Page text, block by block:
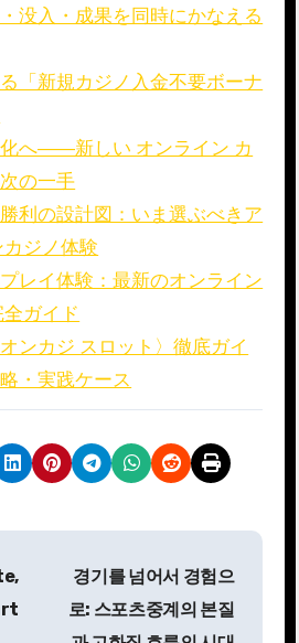
没入・成果を同時にかなえる
「新規カジノ入金不要ボーナ
へ――新しい オンライン カ
の一手
利の設計図：いま選ぶべきア
ジノ体験
レイ体験：最新のオンライン
ガイド
ンカジ スロット〉徹底ガイ
・実践ケース
경기를 넘어서 경험으
로: 스포츠중계의 본질